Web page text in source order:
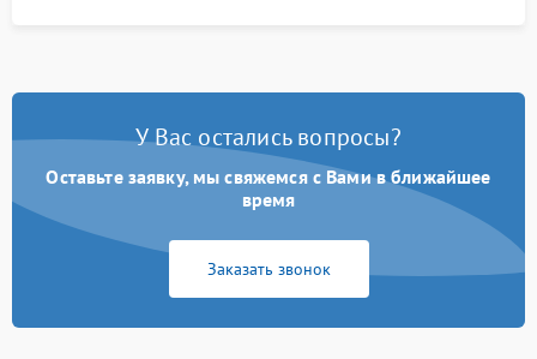
У Вас остались вопросы?
Оставьте заявку, мы свяжемся с Вами в ближайшее
время
Заказать звонок